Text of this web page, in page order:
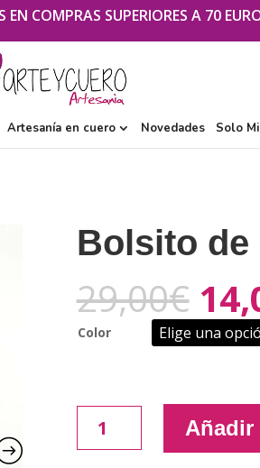
EN COMPRAS SUPERIORES A 70
Artesanía en cuero Novedades Solo
Bolsito de
29,00€
Color
Añadir